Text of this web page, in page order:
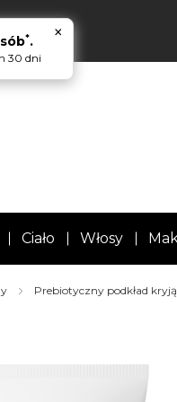
Ciało Włosy
Prebiotyczny podkład
×
*.
30 dni